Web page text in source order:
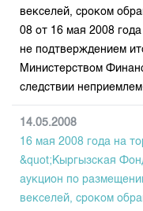
векселей, сроком
08 от 16 мая 2008
не подтверждением
Министерством
следствии
14.05.2008
16 мая 2008 года на
&quot;Кыргызская
аукцион по
векселей, сроком